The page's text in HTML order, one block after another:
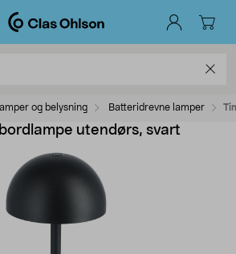
og belysning Batteridrevne lamper
utendørs, svart